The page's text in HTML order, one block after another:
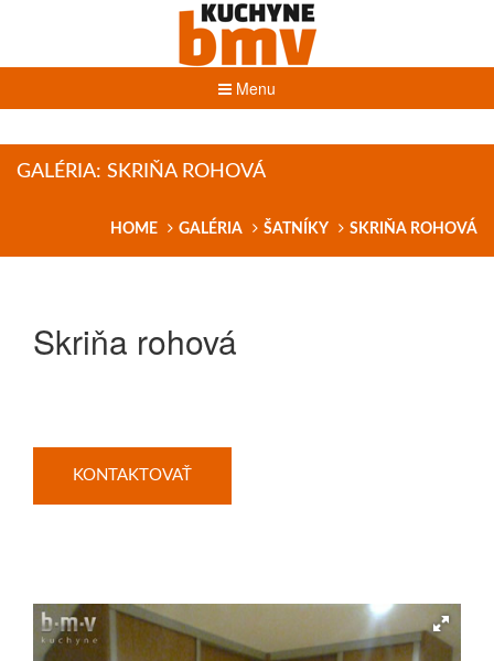
Menu
GALÉRIA: SKRIŇA ROHOVÁ
HOME GALÉRIA ŠATNÍKY SKRIŇA ROHOVÁ
Skriňa rohová
KONTAKTOVAŤ